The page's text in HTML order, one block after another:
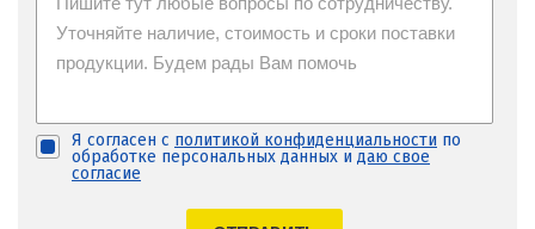
Я согласен с политикой конфиденциальности по
обработке персональных данных и даю свое
согласие